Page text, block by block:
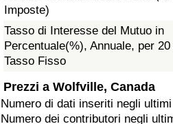
Imposte)
Tasso di Interesse del Mutuo in
Percentuale(%), Annuale, per 20
Tasso Fisso
Prezzi a Wolfville, Canada
Numero di dati inseriti negli
Numero dei contributori negli